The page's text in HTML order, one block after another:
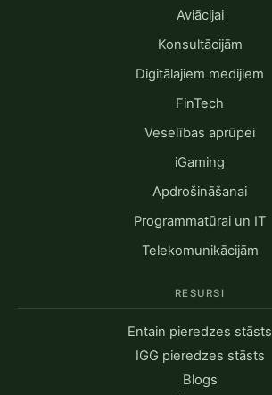
Aviācijai
Konsultācijām
Digitālajiem medijiem
FinTech
Veselības aprūpei
iGaming
Apdrošināšanai
Programmatūrai un IT
Telekomunikācijām
RESURSI
Entain pieredzes stāsts
IGG pieredzes stāsts
Blogs